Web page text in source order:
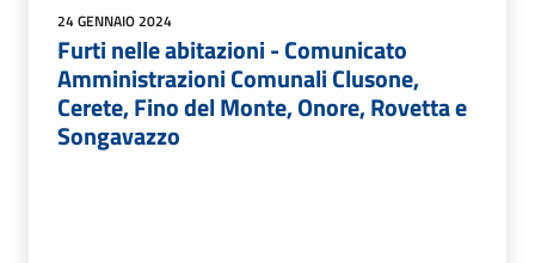
24 GENNAIO 2024
Furti nelle abitazioni - Comunicato
Amministrazioni Comunali Clusone,
Cerete, Fino del Monte, Onore, Rovetta e
Songavazzo